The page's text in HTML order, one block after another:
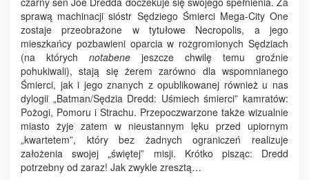
sprawą machinacji sióstr Sędziego Śmierci Mega-City One
zostaje przeobrażone w tytułowe Necropolis, a jego
mieszkańcy pozbawieni oparcia w rozgromionych Sędziach
(na których notabene jeszcze chwilę temu groźnie
pohukiwali), stają się żerem zarówno dla wspomnianego
Śmierci, jak i jego znanych z opublikowanej również u nas
dylogii „Batman/Sędzia Dredd: Uśmiech śmierci” kamratów:
Pożogi, Pomoru i Strachu. Przepoczwarzone także wizualnie
miasto żyje zatem w nieustannym lęku przed upiornym
„kwartetem”, który bez żadnych ograniczeń realizuje
założenia swojej „świętej” misji. Krótko pisząc: Dredd
potrzebny od zaraz! Jak zwykle zresztą…